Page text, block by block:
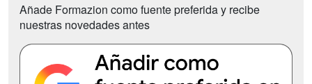
Añade Formazion como fuente preferida y recibe
nuestras novedades antes